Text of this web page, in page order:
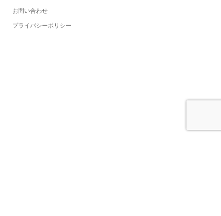
お問い合わせ
プライバシーポリシー